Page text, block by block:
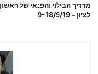
מדריך הבילוי והפנאי של ראשון
לציון – 9-18/9/19